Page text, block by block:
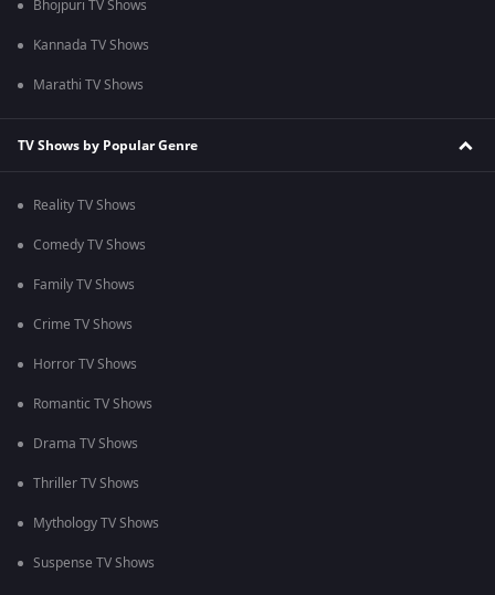
Bhojpuri TV Shows
Kannada TV Shows
Marathi TV Shows
TV Shows by Popular Genre
Reality TV Shows
Comedy TV Shows
Family TV Shows
Crime TV Shows
Horror TV Shows
Romantic TV Shows
Drama TV Shows
Thriller TV Shows
Mythology TV Shows
Suspense TV Shows